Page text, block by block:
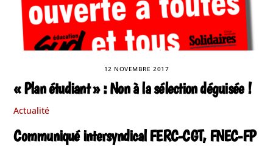
12 NOVEMBRE 2017
« Plan étudiant » : Non à la sélection déguisée !
Actualité
Communiqué intersyndical FERC-CGT, FNEC-FP